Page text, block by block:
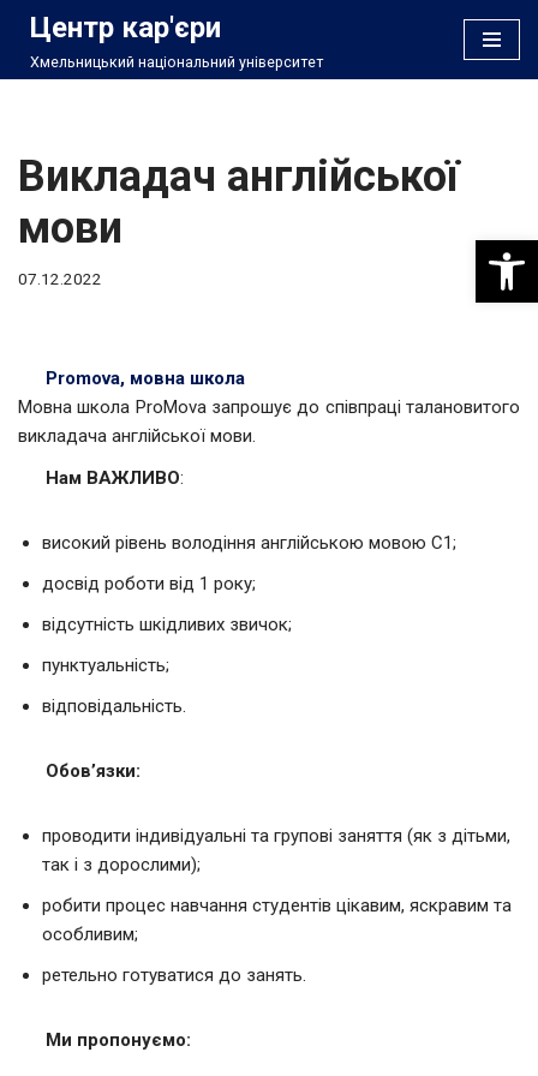
Перейти
Центр кар'єри
Хмельницький національний університет
Викладач англійської
мови
07.12.2022
Promova, мовна школа
Мовна школа ProMova запрошує до співпраці талановитого
викладача англійської мови.
Нам ВАЖЛИВО:
високий рівень володіння англійською мовою С1;
досвід роботи від 1 року;
відсутність шкідливих звичок;
пунктуальність;
відповідальність.
Обов’язки:
проводити індивідуальні та групові заняття (як з дітьми,
так і з дорослими);
робити процес навчання студентів цікавим, яскравим та
особливим;
ретельно готуватися до занять.
Ми пропонуємо: